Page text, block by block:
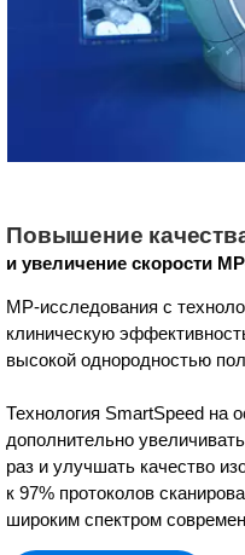
Повышение
и увеличение скорости
МР-исследования с
клиническую
высокой однородностью
Технология SmartSpeed на
дополнительно
раз и улучшать качество
к 97% протоколов
широким спектром